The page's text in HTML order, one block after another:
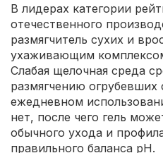
В лидерах категории
отечественного
размягчитель сухих и
ухаживающим
Слабая щелочная среда
размягчению
ежедневном
нет, после чего гель
обычного ухода и
правильного баланса рН.